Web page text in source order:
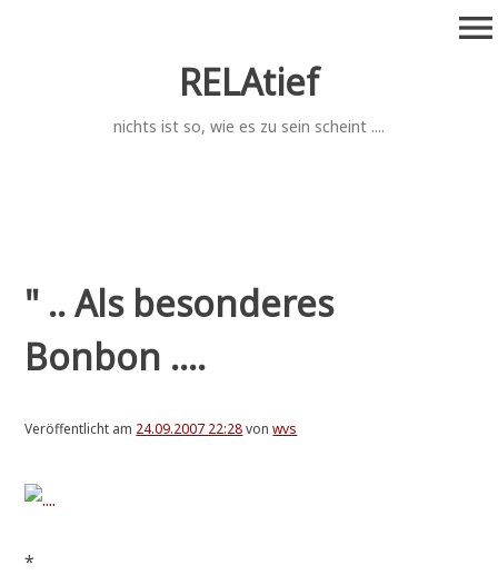
RELAtief
nichts ist so, wie es zu sein scheint ....
menu
" .. Als besonderes
Bonbon ....
Veröffentlicht am 24.09.2007 22:28vonwvs
*